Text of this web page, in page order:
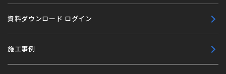
資料ダウンロード ログイン
施工事例